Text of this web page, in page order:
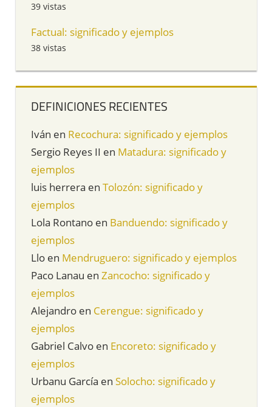
39 vistas
Factual: significado y ejemplos
38 vistas
DEFINICIONES RECIENTES
Iván en Recochura: significado y ejemplos
Sergio Reyes II en Matadura: significado y
ejemplos
luis herrera en Tolozón: significado y
ejemplos
Lola Rontano en Banduendo: significado y
ejemplos
Llo en Mendruguero: significado y ejemplos
Paco Lanau en Zancocho: significado y
ejemplos
Alejandro en Cerengue: significado y
ejemplos
Gabriel Calvo en Encoreto: significado y
ejemplos
Urbanu García en Solocho: significado y
ejemplos